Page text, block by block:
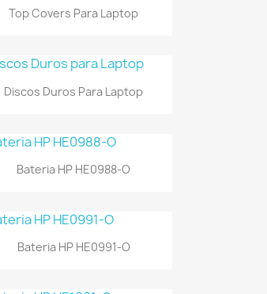
Vista rápida
Top Covers Para Laptop
Vista rápida
Discos Duros Para Laptop
Vista rápida
Bateria HP HE0988-O
Vista rápida
Bateria HP HE0991-O